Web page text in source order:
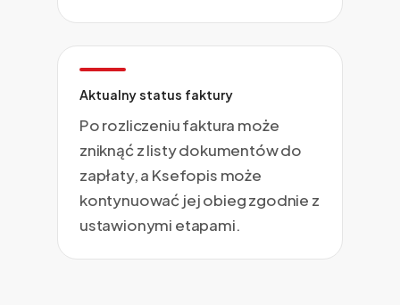
Aktualny status faktury
Po rozliczeniu faktura może
zniknąć z listy dokumentów do
zapłaty, a Ksefopis może
kontynuować jej obieg zgodnie z
ustawionymi etapami.